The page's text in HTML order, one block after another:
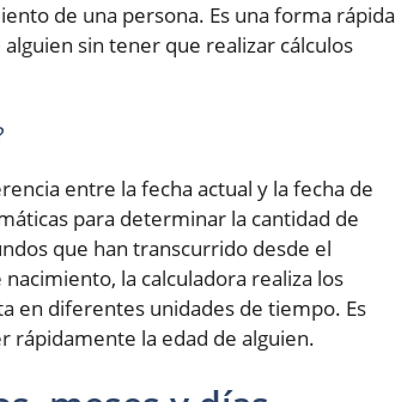
de una persona. Es una forma rápida
sin tener que realizar cálculos
entre la fecha actual y la fecha de
para determinar la cantidad de
que han transcurrido desde el
la calculadora realiza los
en diferentes unidades de tiempo. Es
rápidamente la edad de alguien.